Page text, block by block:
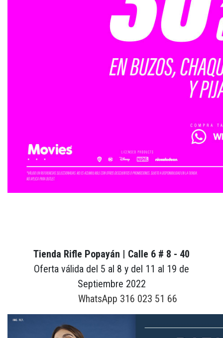
Tienda Rifle Popayán | Calle 6 # 8 - 40
Oferta válida del 5 al 8 y del 11 al 19 de
Septiembre 2022
WhatsApp 316 023 51 66